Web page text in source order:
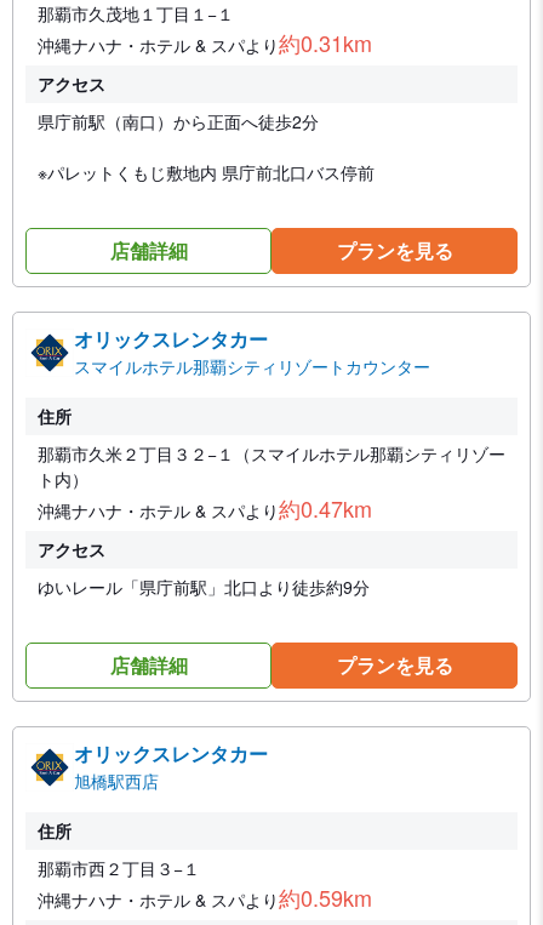
那覇市久茂地１丁目１−１
沖縄ナハナ・ホテル & スパより約0.31km
アクセス
県庁前駅（南口）から正面へ徒歩2分
※パレットくもじ敷地内 県庁前北口バス停前
店舗詳細 プランを見る
オリックスレンタカー
スマイルホテル那覇シティリゾートカウンター
住所
那覇市久米２丁目３２−１（スマイルホテル那覇シティリゾー
ト内）
沖縄ナハナ・ホテル & スパより約0.47km
アクセス
ゆいレール「県庁前駅」北口より徒歩約9分
店舗詳細 プランを見る
オリックスレンタカー
旭橋駅西店
住所
那覇市西２丁目３−１
沖縄ナハナ・ホテル & スパより約0.59km